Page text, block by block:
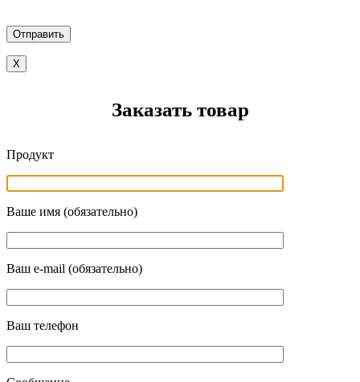
X
Заказать товар
Продукт
Ваше имя (обязательно)
Ваш e-mail (обязательно)
Ваш телефон